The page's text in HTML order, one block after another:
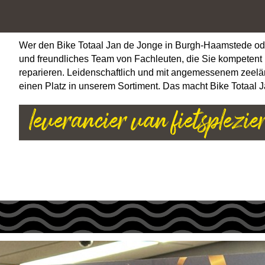
Wer den Bike Totaal Jan de Jonge in Burgh-Haamstede
und freundliches Team von Fachleuten, die Sie
reparieren. Leidenschaftlich und mit angemessenem
einen Platz in unserem Sortiment. Das macht Bike Totaal